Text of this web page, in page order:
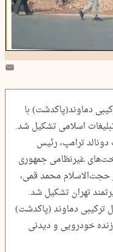
دماوند(پاکدشت) با
اسلامی تشکیل شد.
ترامپ، رئیس
غیرنظامی جمهوری
حجت‌الاسلام محمد قمی،
تهران تشکیل شد.
ترکیبی دماوند (پاکدشت)
خودرویی و دیدنی